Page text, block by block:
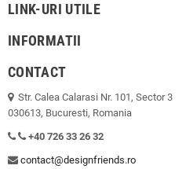
LINK-URI UTILE
INFORMATII
CONTACT
Str. Calea Calarasi Nr. 101, Sector 3
030613, Bucuresti, Romania
+40 726 33 26 32
contact@designfriends.ro